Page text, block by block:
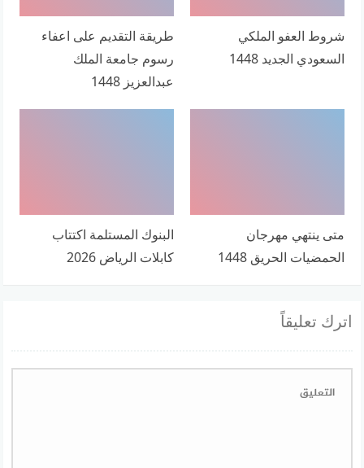
شروط العفو الملكي
السعودي الجديد 1448
طريقة التقديم على اعفاء
رسوم جامعة الملك
عبدالعزيز 1448
متى ينتهي مهرجان
الحمضيات الحريق 1448
البنوك المستلمة اكتتاب
كابلات الرياض 2026
اترك تعليقاً